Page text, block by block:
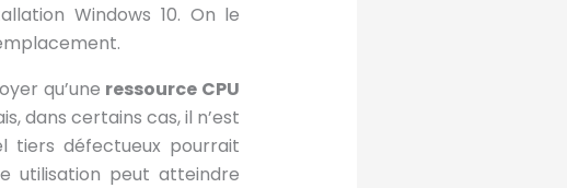
Windows 10. On le
qu’une ressource CPU
dans certains cas, il n’est
tiers défectueux pourrait
utilisation peut atteindre